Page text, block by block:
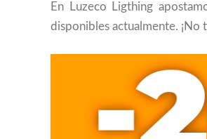
En Luzeco Ligthing
disponibles actualmente. ¡No